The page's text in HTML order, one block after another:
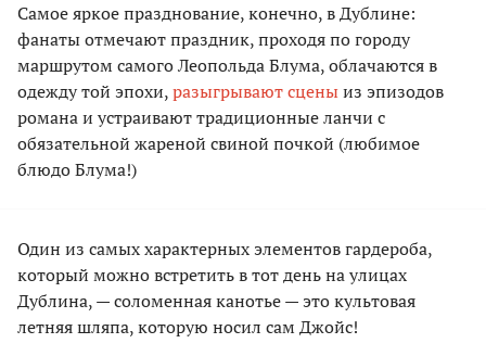
Самое яркое празднование, конечно, в Дублине:
фанаты отмечают праздник, проходя по городу
маршрутом самого Леопольда Блума, облачаются в
одежду той эпохи,разыгрывают сценыиз эпизодов
романа и устраивают традиционные ланчи с
обязательной жареной свиной почкой (любимое
блюдо Блума!)
Один из самых характерных элементов гардероба,
который можно встретить в тот день на улицах
Дублина, — соломенная канотье — это культовая
летняя шляпа, которую носил сам Джойс!